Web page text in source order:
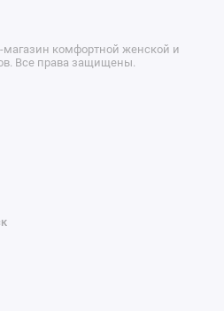
магазин комфортной женской и
Все права защищены.